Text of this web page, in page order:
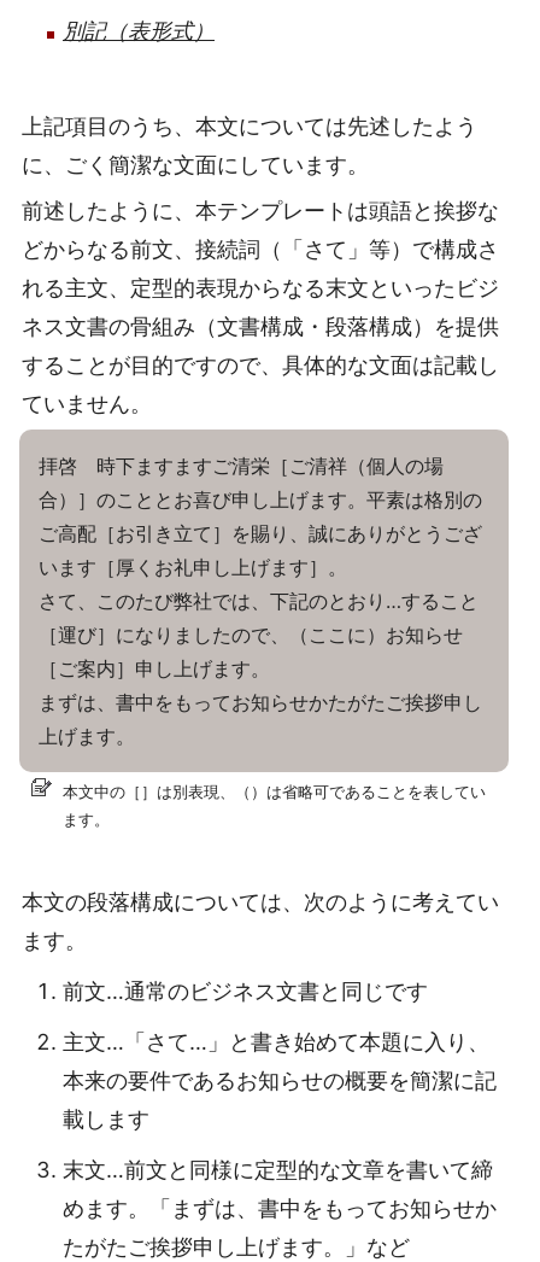
別記（表形式）
上記項目のうち、本文については先述したよう
に、ごく簡潔な文面にしています。
前述したように、本テンプレートは頭語と挨拶な
どからなる前文、接続詞（「さて」等）で構成さ
れる主文、定型的表現からなる末文といったビジ
ネス文書の骨組み（文書構成・段落構成）を提供
することが目的ですので、具体的な文面は記載し
ていません。
拝啓 時下ますますご清栄［ご清祥（個人の場
合）］のこととお喜び申し上げます。平素は格別の
ご高配［お引き立て］を賜り、誠にありがとうござ
います［厚くお礼申し上げます］。
さて、このたび弊社では、下記のとおり…すること
［運び］になりましたので、（ここに）お知らせ
［ご案内］申し上げます。
まずは、書中をもってお知らせかたがたご挨拶申し
上げます。
本文中の［］は別表現、（）は省略可であることを表してい
ます。
本文の段落構成については、次のように考えてい
ます。
前文…通常のビジネス文書と同じです
主文…「さて…」と書き始めて本題に入り、
本来の要件であるお知らせの概要を簡潔に記
載します
末文…前文と同様に定型的な文章を書いて締
めます。「まずは、書中をもってお知らせか
たがたご挨拶申し上げます。」など